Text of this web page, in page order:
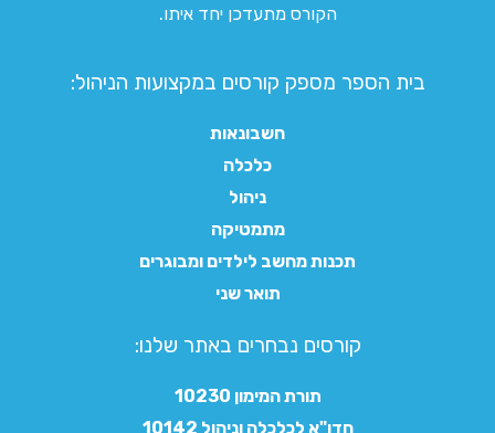
הקורס מתעדכן יחד איתו.
בית הספר מספק קורסים במקצועות הניהול:
חשבונאות
כלכלה
ניהול
מתמטיקה
תכנות מחשב לילדים ומבוגרים
תואר שני
קורסים נבחרים באתר שלנו:​
תורת המימון 10230
חדו"א לכלכלה וניהול 10142